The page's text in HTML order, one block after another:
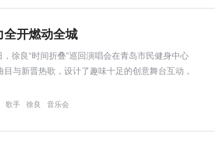
全开燃动全城
徐良“时间折叠”巡回演唱会在青岛市民健身中心
与新晋热歌，设计了趣味十足的创意舞台互动，
一场兼具青春回忆、趣味互动与满
音乐会
徐良
歌手